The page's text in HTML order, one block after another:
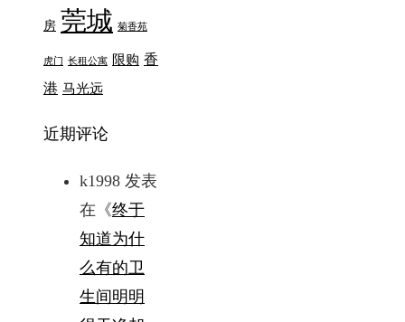
房 莞城 菊香苑
虎门 长租公寓 限购 香
港 马光远
近期评论
k1998 发表
在《终于
知道为什
么有的卫
生间明明